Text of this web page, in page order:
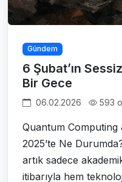
Gündem
6 Şubat’ın
Bir Gece
06.02.2026 593
Quantum Computing
2025’te Ne
artık sadece
itibarıyla hem